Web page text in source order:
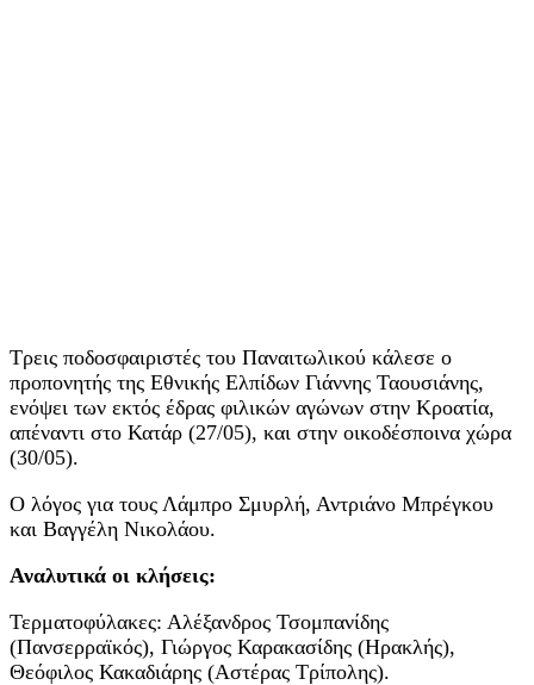
Τρεις ποδοσφαιριστές του Παναιτωλικού κάλεσε ο
προπονητής της Εθνικής Ελπίδων Γιάννης Ταουσιάνης,
ενόψει των εκτός έδρας φιλικών αγώνων στην Κροατία,
απέναντι στο Κατάρ (27/05), και στην οικοδέσποινα χώρα
(30/05).
Ο λόγος για τους Λάμπρο Σμυρλή, Αντριάνο Μπρέγκου
και Βαγγέλη Νικολάου.
Αναλυτικά οι κλήσεις:
Τερματοφύλακες: Αλέξανδρος Τσομπανίδης
(Πανσερραϊκός), Γιώργος Καρακασίδης (Ηρακλής),
Θεόφιλος Κακαδιάρης (Αστέρας Τρίπολης).